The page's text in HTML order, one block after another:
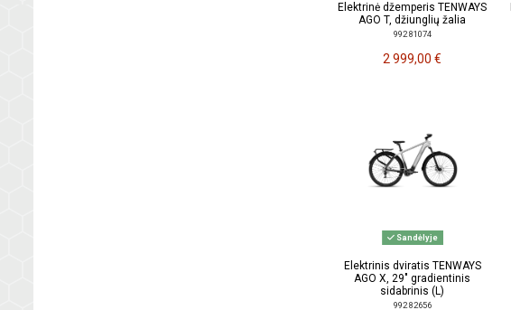
Elektrinė džemperis TENWAYS
AGO T, džiunglių žalia
992 81074
2 999,00 €
Sandėlyje
Elektrinis dviratis TENWAYS
AGO X, 29" gradientinis
sidabrinis (L)
992 82656